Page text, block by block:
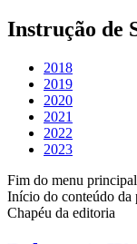
Instrução de
2018
2019
2020
2021
2022
2023
Fim do menu principal
Início do conteúdo da
Chapéu da editoria